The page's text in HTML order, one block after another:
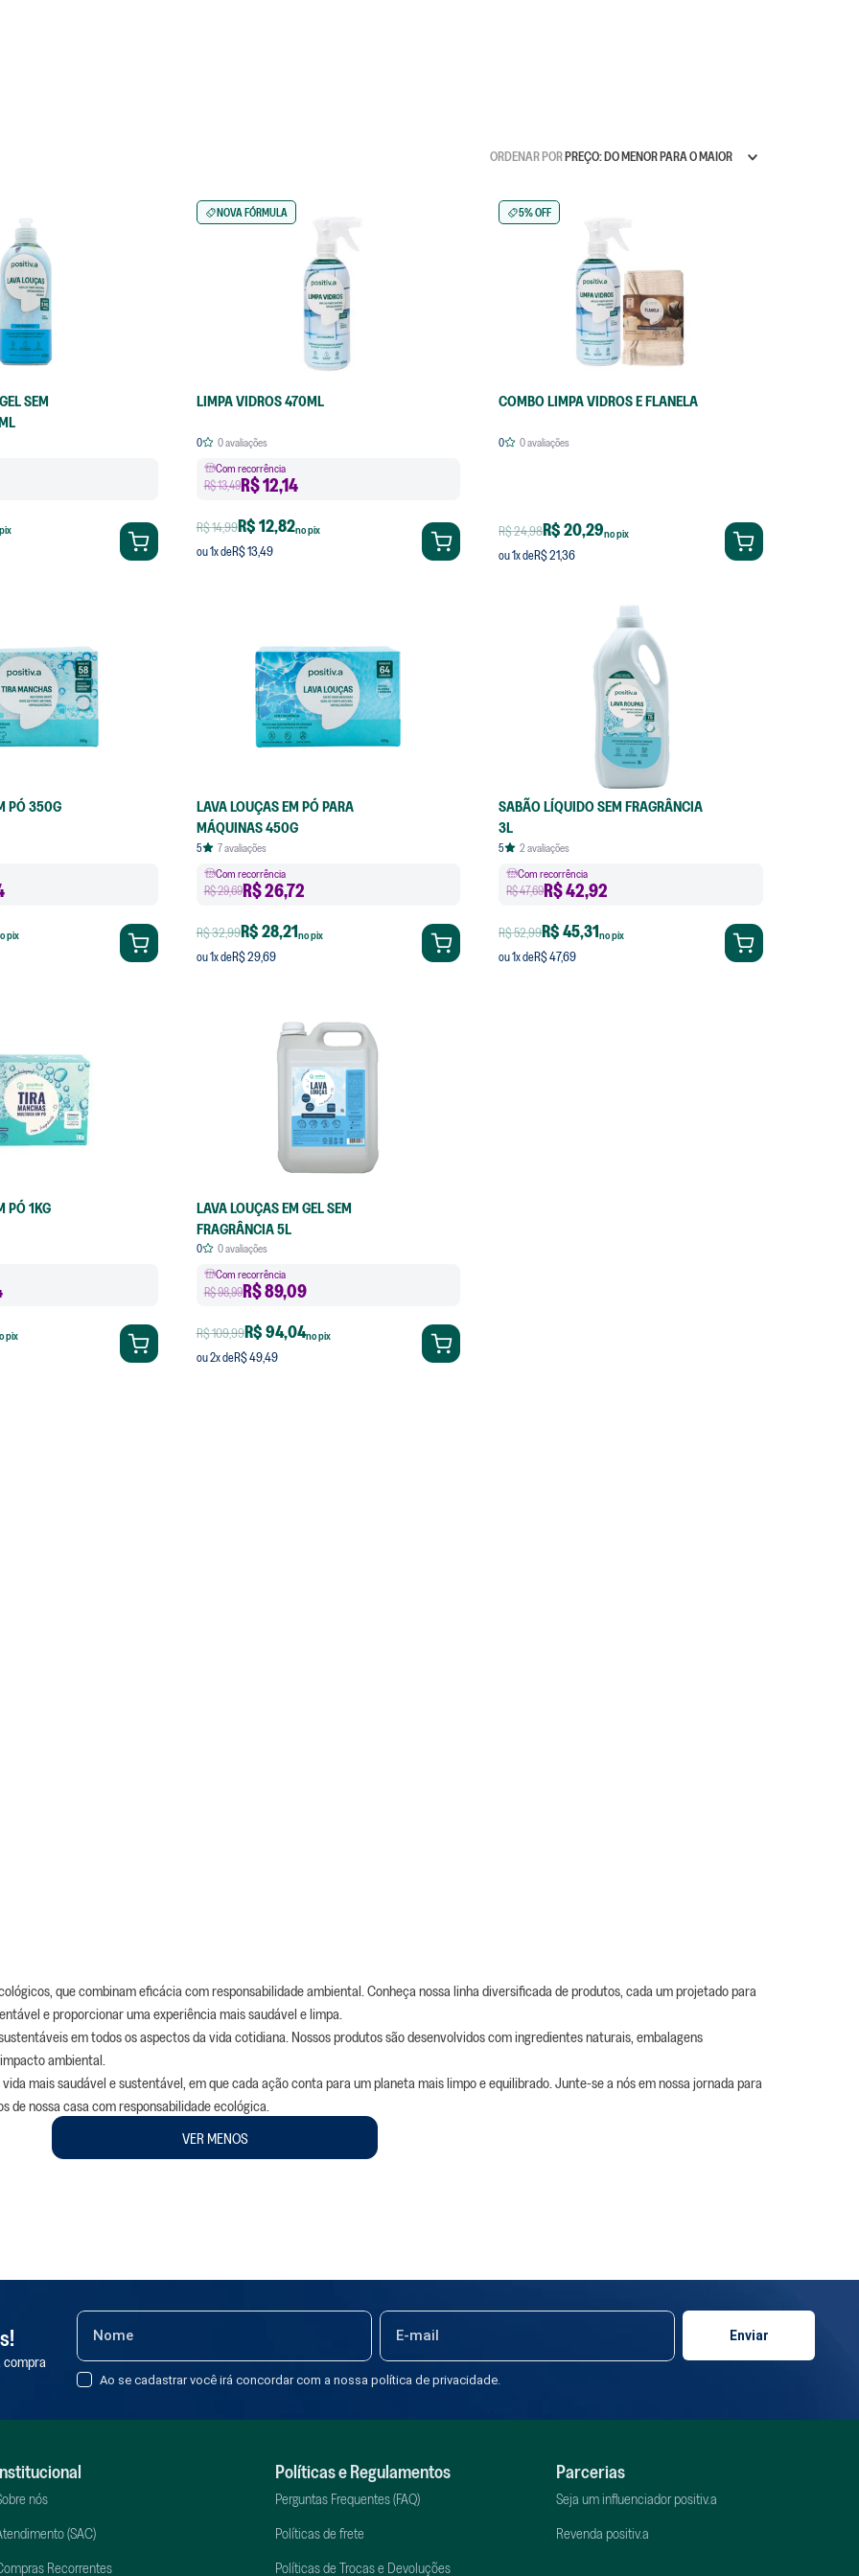
ORDENAR PORPREÇO: DO MENOR PARA O MAIOR
SEM
NOVA FÓRMULA
LIMPA VIDROS 470ML
0 0avaliações
Com recorrência
R$ 13,49R$12,14
R$ 14,99R$ 12,82no pix
ou1x deR$ 13,49
5% OFF
COMBO LIMPA VIDROS E FLANELA
0 0avaliações
R$ 24,98R$ 20,29no pix
ou1x deR$ 21,36
PÓ 350G
pix
LAVA LOUÇAS EM PÓ PARA
MÁQUINAS 450G
5 7avaliações
Com recorrência
R$ 29,69R$26,72
R$ 32,99R$ 28,21no pix
ou1x deR$ 29,69
SABÃO LÍQUIDO SEM FRAGRÂNCIA
3L
5 2 avaliações
Com recorrência
R$ 47,69R$42,92
R$ 52,99R$ 45,31no pix
ou1x deR$ 47,69
PÓ 1KG
pix
LAVA LOUÇAS EM GEL SEM
FRAGRÂNCIA 5L
0 0avaliações
Com recorrência
R$ 98,99R$89,09
R$ 109,99R$ 94,04no pix
ou2x deR$ 49,49
que combinam eficácia com responsabilidade ambiental. Conheça nossa linha diversificada de produtos, cada um projetado para
e proporcionar uma experiência mais saudável e limpa.
em todos os aspectos da vida cotidiana. Nossos produtos são desenvolvidos com ingredientes naturais, embalagens
ambiental.
mais saudável e sustentável, em que cada ação conta para um planeta mais limpo e equilibrado. Junte-se a nós em nossa jornada para
nossa casa com responsabilidade ecológica.
VER MENOS
compra
Ao se cadastrar você irá concordar com a nossa política de privacidade.
nós
(SAC)
Recorrentes
Políticas e Regulamentos
Perguntas Frequentes (FAQ)
Políticas de frete
Políticas de Trocas e Devoluções
Parcerias
Seja um influenciador positiv.a
Revenda positiv.a